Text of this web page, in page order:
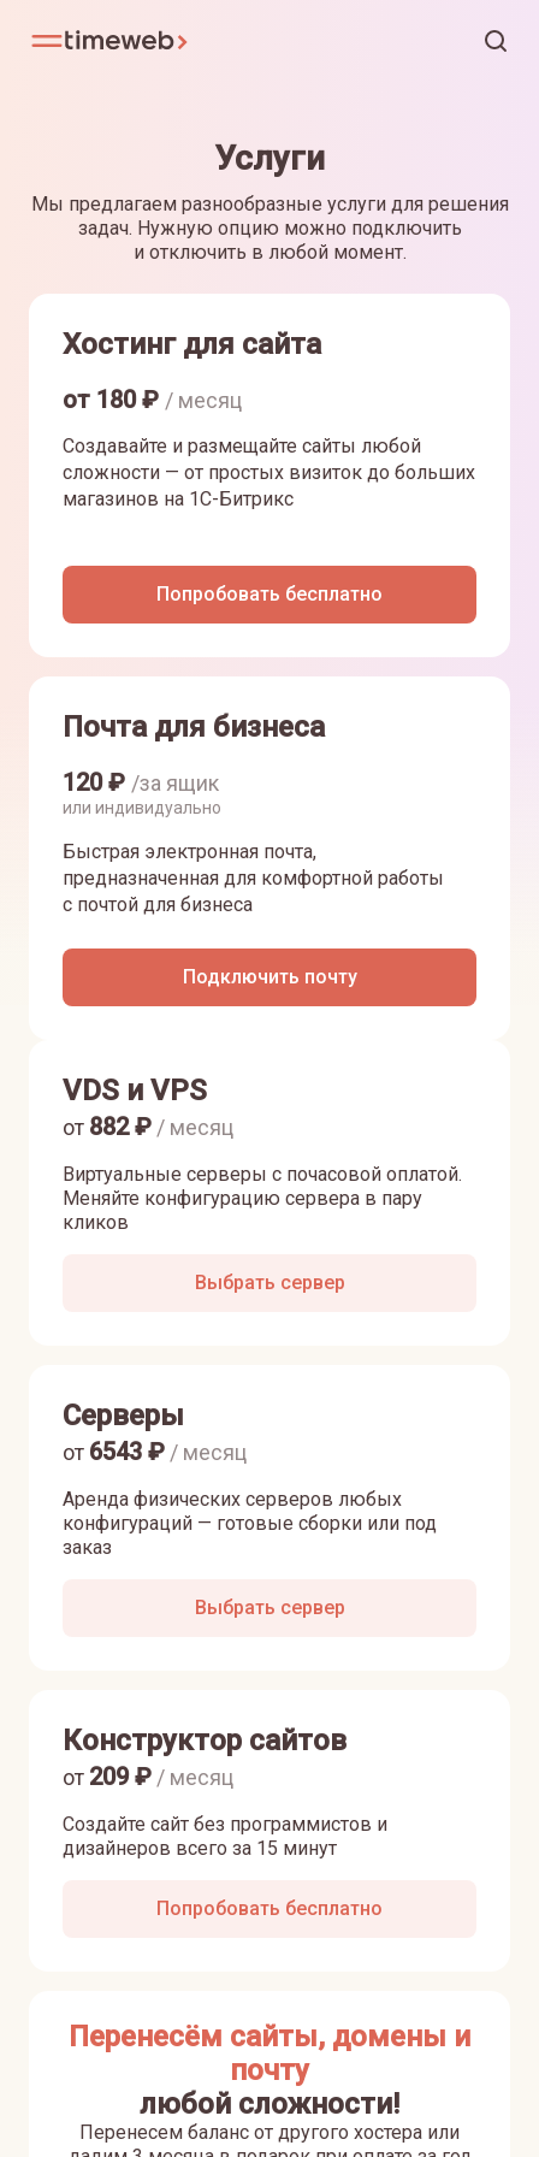
Услуги
Мы предлагаем разнообразные услуги для решения
задач. Нужную опцию можно подключить
и отключить в любой момент.
Хостинг для сайта
от 180₽ / месяц
Создавайте и размещайте сайты любой
сложности — от простых визиток до больших
магазинов на 1С-Битрикс
Попробовать бесплатно
Почта для бизнеса
120₽ /за ящик
или индивидуально
Быстрая электронная почта,
предназначенная для комфортной работы
с почтой для бизнеса
Подключить почту
VDS и VPS
Виртуальные серверы с почасовой оплатой.
Меняйте конфигурацию сервера в пару
кликов
от 882₽ / месяц
Выбрать сервер
Серверы
Аренда физических серверов любых
конфигураций — готовые сборки или под
заказ
от 6543 ₽ / месяц
Выбрать сервер
Конструктор сайтов
Создайте сайт без программистов и
дизайнеров всего за 15 минут
от 209₽ / месяц
Попробовать бесплатно
Перенесём сайты, домены и
почту
любой сложности!
Перенесем баланс от другого хостера или